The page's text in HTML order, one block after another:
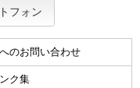
フォン
のお問い合わせ
ク集